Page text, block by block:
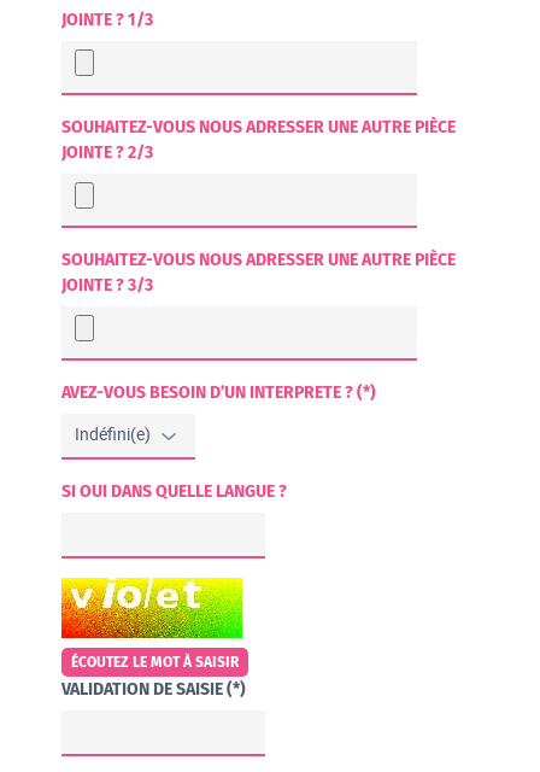
JOINTE ? 1/3
SOUHAITEZ-VOUS NOUS ADRESSER UNE AUTRE PIÈCE
JOINTE ? 2/3
SOUHAITEZ-VOUS NOUS ADRESSER UNE AUTRE PIÈCE
JOINTE ? 3/3
AVEZ-VOUS BESOIN D’UN INTERPRETE ? (*)
SI OUI DANS QUELLE LANGUE ?
CHAMP POUR LES ROBOTS. SI VOUS ÊTES HUMAINS, MERCI DE
ÉCOUTEZ LE MOT À SAISIR
VALIDATION DE SAISIE (*)